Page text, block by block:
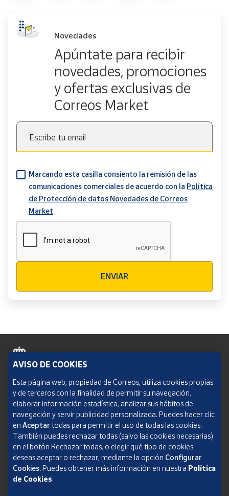
Novedades
Apúntate para recibir
novedades, promociones
y ofertas exclusivas de
Correos Market
Escribe tu email
Marcando esta casilla consiento la remisión de las
comunicaciones comerciales de acuerdo con la Política
de Protección de datos Novedades de Correos
Market
ENVIAR
Política de cookies
Aviso legal
Condiciones del servicio
Política de Privacidad Web
Informe de transparencia
SOCIEDAD ESTATAL CORREOS Y TELÉGRAFOS, S.A., S.M.E. Todos los derechos
AVISO DE COOKIES
Esta página web, propiedad de Correos, utiliza cookies propias
y de terceros con la finalidad de permitir su navegación,
elaborar información estadística, analizar sus hábitos de
navegación y servir publicidad personalizada. Puedes hacer clic
en Aceptar todas para permitir el uso de todas las cookies.
También puedes rechazar todas (salvo las cookies necesarias)
en el botón Rechazar todas, o elegir qué tipo de cookies
deseas aceptar o rechazar, mediante la opción Configurar
Cookies.Puedes obtener más información en nuestra Política
de Cookies.